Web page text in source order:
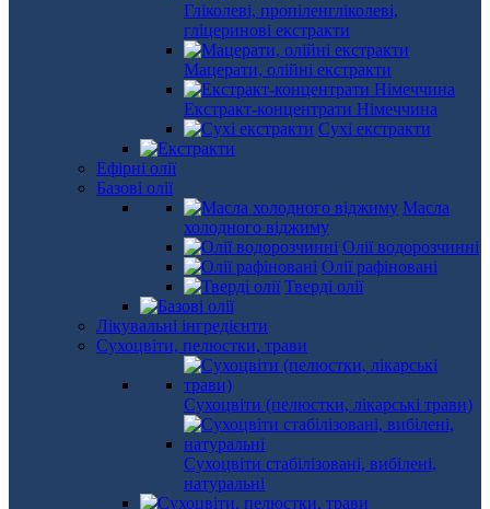
Гліколеві, пропіленгліколеві,
гліцеринові екстракти
Мацерати, олійні екстракти
Екстракт-концентрати Німеччина
Сухі екстракти
Ефірні олії
Базові олії
Масла
холодного віджиму
Олії водорозчинні
Олії рафіновані
Тверді олії
Лікувальні інгредієнти
Сухоцвіти, пелюстки, трави
Сухоцвіти (пелюстки, лікарські трави)
Сухоцвіти стабілізовані, вибілені,
натуральні